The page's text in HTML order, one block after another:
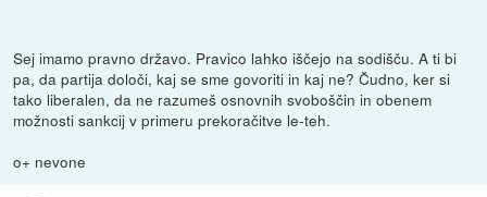
Sej imamo pravno državo. Pravico lahko iščejo na sodišču. A ti bi
pa, da partija določi, kaj se sme govoriti in kaj ne? Čudno, ker si
tako liberalen, da ne razumeš osnovnih svoboščin in obenem
možnosti sankcij v primeru prekoračitve le-teh.
o+ nevone